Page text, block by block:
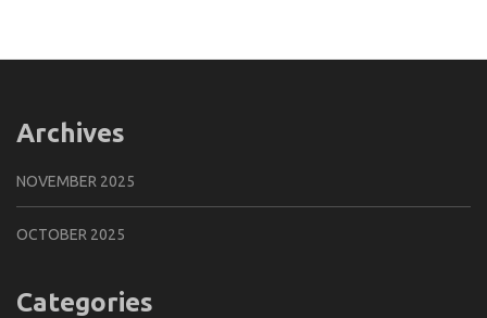
Archives
NOVEMBER 2025
OCTOBER 2025
Categories